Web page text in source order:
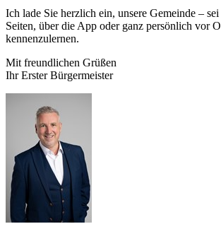
Ich lade Sie herzlich ein, unsere Gemeinde –
Seiten, über die App oder ganz persönlich vor
kennenzulernen.
Mit freundlichen Grüßen
Ihr Erster Bürgermeister